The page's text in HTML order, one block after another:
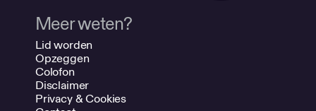
Meer weten?
Lid worden
Opzeggen
Colofon
Disclaimer
Privacy & Cookies